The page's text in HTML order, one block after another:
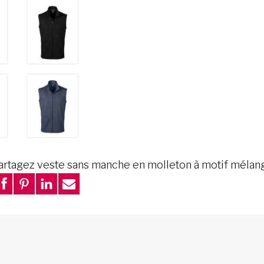
veste sans manche en molleton à motif